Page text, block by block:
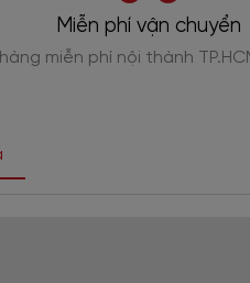
Miễn phí vận chuyển
miễn phí nội thành